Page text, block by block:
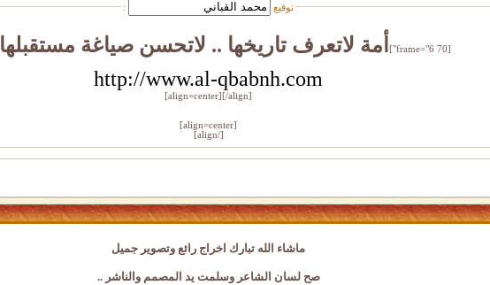
توقيع
[frame="6 70"] أمة لاتعرف تاريخها .. لاتحسن صياغة مستقبلها
http://www.al-qbabnh.com
[align=center]
[/align]
[align=center]
[/align]
ماشاء الله تبارك اخراج رائع وتصوير جميل
صح لسان الشاعر وسلمت يد المصمم والناشر ..